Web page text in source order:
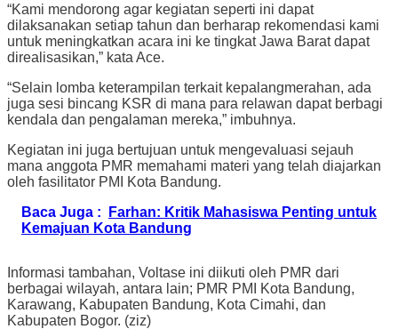
“Kami mendorong agar kegiatan seperti ini dapat
dilaksanakan setiap tahun dan berharap rekomendasi kami
untuk meningkatkan acara ini ke tingkat Jawa Barat dapat
direalisasikan,” kata Ace.
“Selain lomba keterampilan terkait kepalangmerahan, ada
juga sesi bincang KSR di mana para relawan dapat berbagi
kendala dan pengalaman mereka,” imbuhnya.
Kegiatan ini juga bertujuan untuk mengevaluasi sejauh
mana anggota PMR memahami materi yang telah diajarkan
oleh fasilitator PMI Kota Bandung.
Baca Juga :
Farhan: Kritik Mahasiswa Penting untuk
Kemajuan Kota Bandung
Informasi tambahan, Voltase ini diikuti oleh PMR dari
berbagai wilayah, antara lain; PMR PMI Kota Bandung,
Karawang, Kabupaten Bandung, Kota Cimahi, dan
Kabupaten Bogor. (ziz)